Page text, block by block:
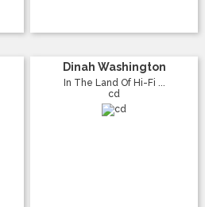
Dinah Washington
In The Land Of Hi-Fi ...
cd